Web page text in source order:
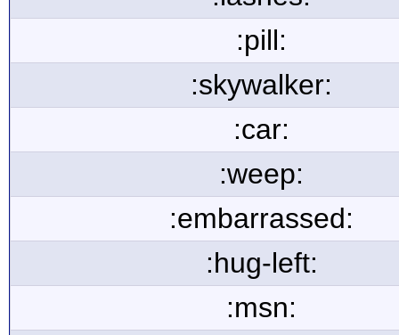
:pill:
:skywalker:
:car:
:weep:
:embarrassed:
:hug-left:
:msn: